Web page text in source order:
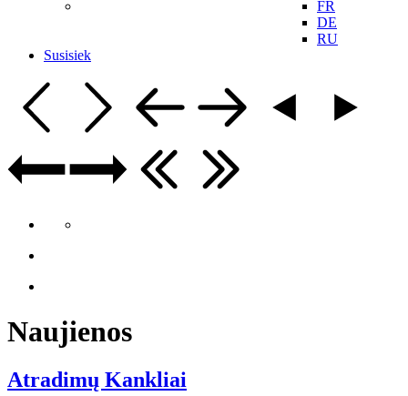
FR
DE
RU
Susisiek
Naujienos
Atradimų Kankliai